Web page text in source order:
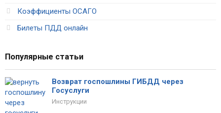
Коэффициенты ОСАГО
Билеты ПДД онлайн
Популярные статьи
Возврат госпошлины ГИБДД через
Госуслуги
Инструкции